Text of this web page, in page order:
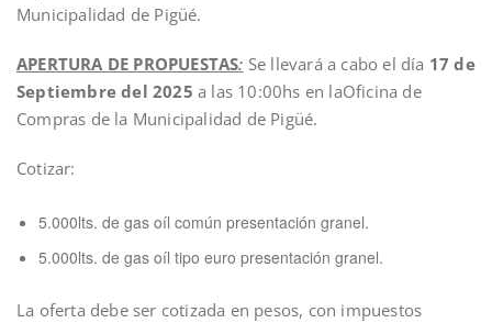
Municipalidad de Pigüé.
APERTURA DE PROPUESTAS: Se llevará a cabo el día 17 de
Septiembre del 2025 a las 10:00hs en laOficina de
Compras de la Municipalidad de Pigüé.
Cotizar:
5.000lts. de gas oíl común presentación granel.
5.000lts. de gas oíl tipo euro presentación granel.
La oferta debe ser cotizada en pesos, con impuestos